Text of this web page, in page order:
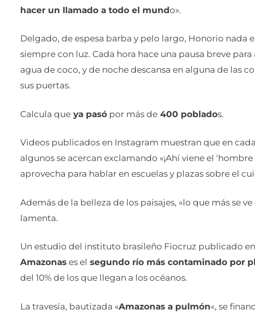
hacer un llamado a todo el mundo».
Delgado, de espesa barba y pelo largo, Honorio nada
siempre con luz. Cada hora hace una pausa breve
agua de coco, y de noche descansa en alguna de las
sus puertas.
Calcula que ya pasó por más de 400 poblados.
Videos publicados en Instagram muestran que en
algunos se acercan exclamando «¡Ahí viene el ‘hombre
aprovecha para hablar en escuelas y plazas sobre el
Además de la belleza de los paisajes, «lo que más se
lamenta.
Un estudio del instituto brasileño Fiocruz publicado
Amazonas es el segundo río más contaminado por
del 10% de los que llegan a los océanos.
La travesía, bautizada «Amazonas a pulmón«, se